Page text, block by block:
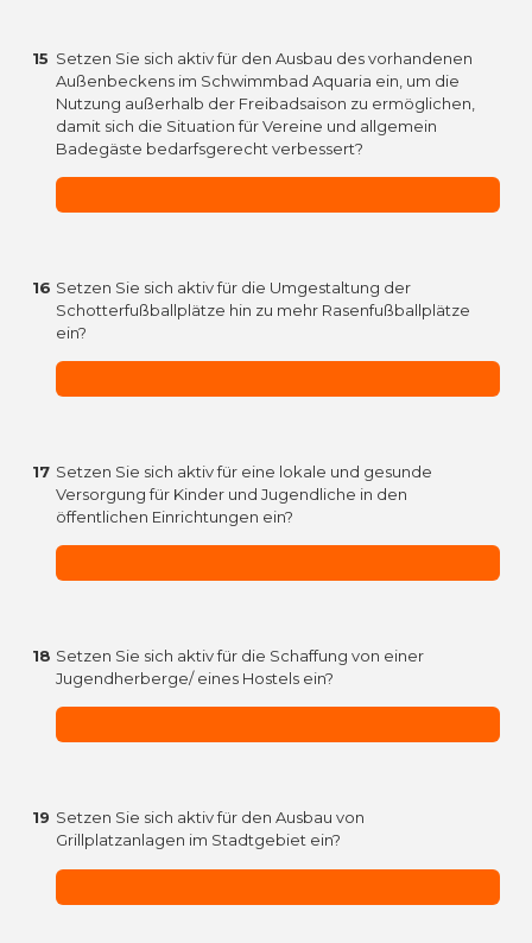
15 Setzen Sie sich aktiv für den Ausbau des vorhandenen
Außenbeckens im Schwimmbad Aquaria ein, um die
Nutzung außerhalb der Freibadsaison zu ermöglichen,
damit sich die Situation für Vereine und allgemein
Badegäste bedarfsgerecht verbessert?
16 Setzen Sie sich aktiv für die Umgestaltung der
Schotterfußballplätze hin zu mehr Rasenfußballplätze
ein?
17 Setzen Sie sich aktiv für eine lokale und gesunde
Versorgung für Kinder und Jugendliche in den
öffentlichen Einrichtungen ein?
18 Setzen Sie sich aktiv für die Schaffung von einer
Jugendherberge/ eines Hostels ein?
19 Setzen Sie sich aktiv für den Ausbau von
Grillplatzanlagen im Stadtgebiet ein?